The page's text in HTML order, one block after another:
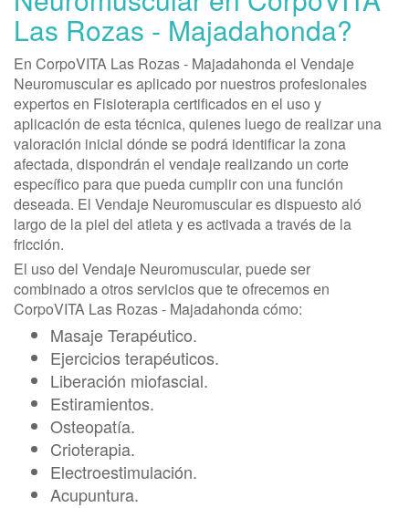
Las Rozas - Majadahonda?
En CorpoVITA Las Rozas - Majadahonda el Vendaje
Neuromuscular es aplicado por nuestros profesionales
expertos en Fisioterapia certificados en el uso y
aplicación de esta técnica, quienes luego de realizar una
valoración inicial dónde se podrá identificar la zona
afectada, dispondrán el vendaje realizando un corte
específico para que pueda cumplir con una función
deseada. El Vendaje Neuromuscular es dispuesto aló
largo de la piel del atleta y es activada a través de la
fricción.
El uso del Vendaje Neuromuscular, puede ser
combinado a otros servicios que te ofrecemos en
CorpoVITA Las Rozas - Majadahonda cómo:
Masaje Terapéutico.
Ejercicios terapéuticos.
Liberación miofascial.
Estiramientos.
Osteopatía.
Crioterapia.
Electroestimulación.
Acupuntura.